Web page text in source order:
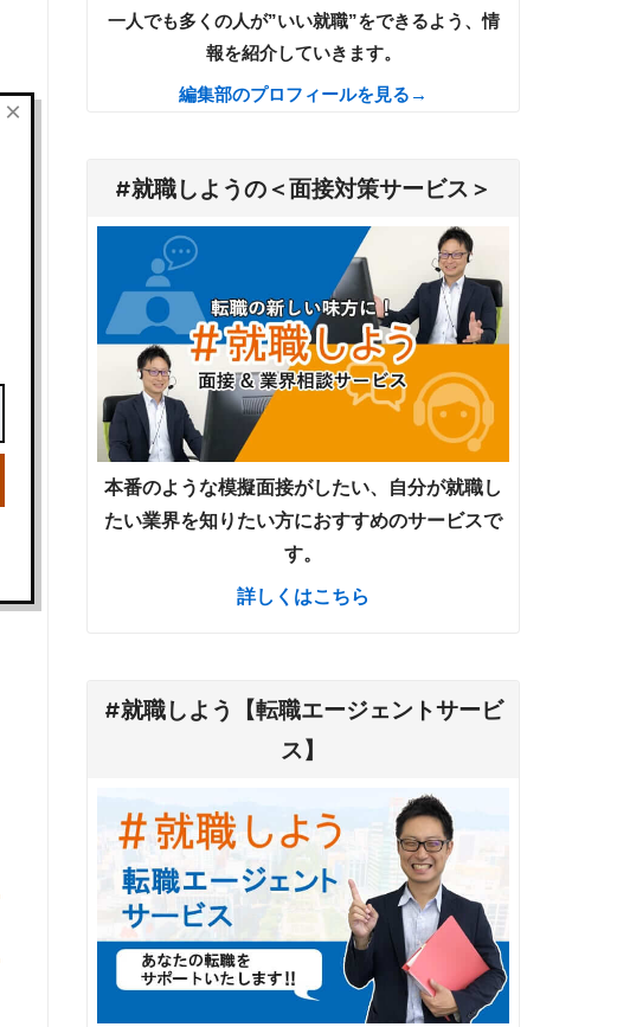
一人でも多くの人が”いい就職”をできるよう、情
報を紹介していきます。
編集部のプロフィールを見る→
#就職しようの＜面接対策サービス＞
本番のような模擬面接がしたい、自分が就職し
たい業界を知りたい方におすすめのサービスで
す。
詳しくはこちら
#就職しよう【転職エージェントサービ
ス】
×